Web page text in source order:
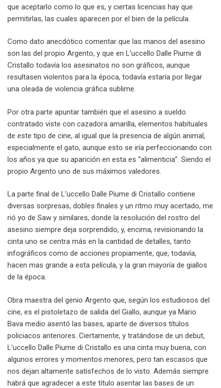
que aceptarlo como lo que es, y ciertas licencias hay que
permitirlas, las cuales aparecen por el bien de la película.
Como dato anecdótico comentar que las manos del asesino
son las del propio Argento, y que en L’uccello Dalle Piume di
Cristallo todavía los asesinatos no son gráficos, aunque
resultasen violentos para la época, todavía estaría por llegar
una oleada de violencia gráfica sublime.
Por otra parte apuntar también que el asesino a sueldo
contratado viste con cazadora amarilla, elementos habituales
de este tipo de cine, al igual que la presencia de algún animal,
especialmente el gato, aunque esto se iría perfeccionando con
los años ya que su aparición en esta es “alimenticia”. Siendo el
propio Argento uno de sus máximos valedores.
La parte final de L’uccello Dalle Piume di Cristallo contiene
diversas sorpresas, dobles finales y un ritmo muy acertado, me
rió yo de Saw y similares, donde la resolución del rostro del
asesino siempre deja sorprendido, y, encima, revisionando la
cinta uno se centra más en la cantidad de detalles, tanto
infográficos como de acciones propiamente, que, todavía,
hacen mas grande a esta película, y la gran mayoría de giallos
de la época.
Obra maestra del genio Argento que, según los estudiosos del
cine, es el pistoletazo de salida del Giallo, aunque ya Mario
Bava medio asentó las bases, aparte de diversos títulos
policiacos anteriores. Ciertamente, y tratándose de un debut,
L’uccello Dalle Piume di Cristallo es una cinta muy buena, con
algunos errores y momentos menores, pero tan escasos que
nos dejan altamente satisfechos de lo visto. Además siempre
habrá que agradecer a este título asentar las bases de un